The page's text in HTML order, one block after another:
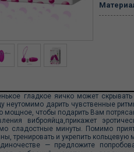
гладкое яичко может
неутомимо дарить чувственные
мощное, чтобы подарить Вам
виброяйца,прикажет
сладостные минуты. Помимо
тренировать и укрепить кольцевую
— предложите